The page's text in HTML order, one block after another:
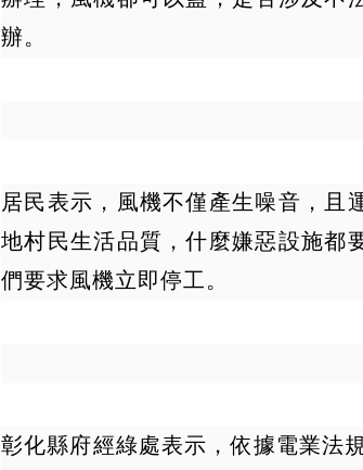
辦。
居民表示，風機不僅產生噪音，且
地村民生活品質，什麼嫌惡設施都
們要求風機立即停工。
彰化縣府經綠處表示，依據電業法